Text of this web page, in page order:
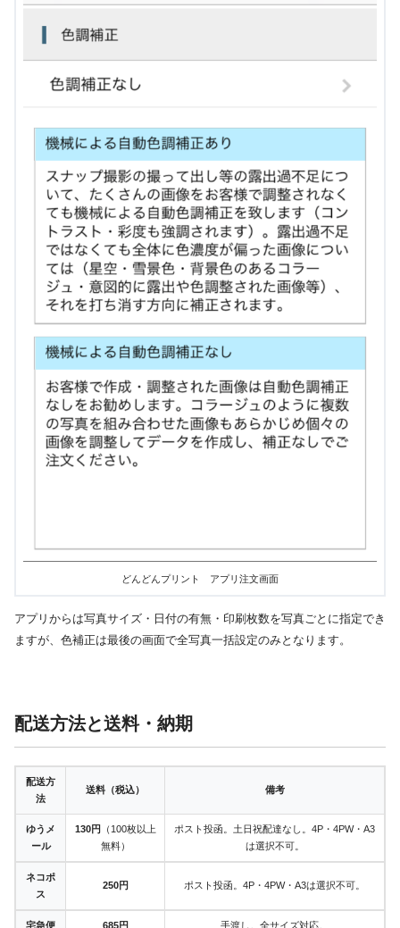
どんどんプリント アプリ注文画面
アプリからは写真サイズ・日付の有無・印刷枚数を写真ごとに指定でき
ますが、色補正は最後の画面で全写真一括設定のみとなります。
配送方法と送料・納期
配送方
法
送料（税込） 備考
ゆうメ
ール
130円
（100枚以上
無料）
ポスト投函。土日祝配達なし。4P・4PW・A3
は選択不可。
ネコポ
ス
250円 ポスト投函。4P・4PW・A3は選択不可。
宅急便 685円 手渡し。全サイズ対応。